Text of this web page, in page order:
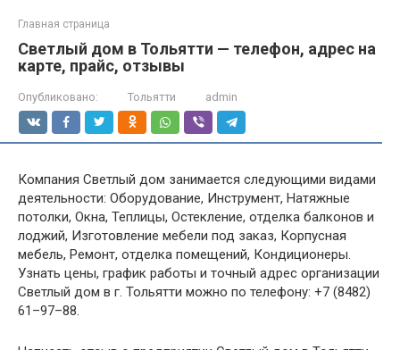
Главная страница
Светлый дом в Тольятти — телефон, адрес на
карте, прайс, отзывы
Опубликовано: Тольятти admin
Компания Светлый дом занимается следующими видами
деятельности: Оборудование, Инструмент, Натяжные
потолки, Окна, Теплицы, Остекление, отделка балконов и
лоджий, Изготовление мебели под заказ, Корпусная
мебель, Ремонт, отделка помещений, Кондиционеры.
Узнать цены, график работы и точный адрес организации
Светлый дом в г. Тольятти можно по телефону: +7 (8482)
61–97–88.